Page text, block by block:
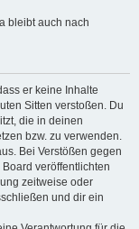
bleibt auch nach
er keine Inhalte
Sitten verstoßen. Du
die in deinen
bzw. zu verwenden.
Bei Verstößen gegen
veröffentlichten
zeitweise oder
und dir ein